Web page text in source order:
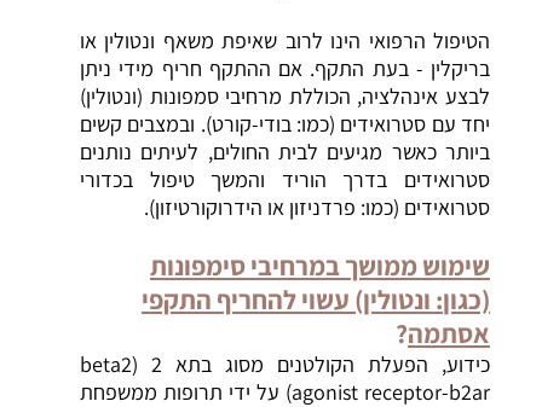
הטיפול הרפואי הינו לרוב שאיפת משאף ונטולין או
בריקלין - בעת התקף. אם ההתקף חריף מידי ניתן
לבצע אינהלציה, הכוללת מרחיבי סמפונות (ונטולין)
יחד עם סטרואידים (כמו: בודי-קורט). ובמצבים קשים
ביותר כאשר מגיעים לבית החולים, לעיתים נותנים
סטרואידים בדרך הוריד והמשך טיפול בכדורי
סטרואידים (כמו: פרדניזון או הידרוקורטיזון).
שימוש ממושך במרחיבי סימפונות
(כגון: ונטולין) עשוי להחריף התקפי
אסתמה?
כידוע, הפעלת הקולטנים מסוג בתא 2 (beta2
agonist receptor-b2ar) על ידי תרופות ממשפחת